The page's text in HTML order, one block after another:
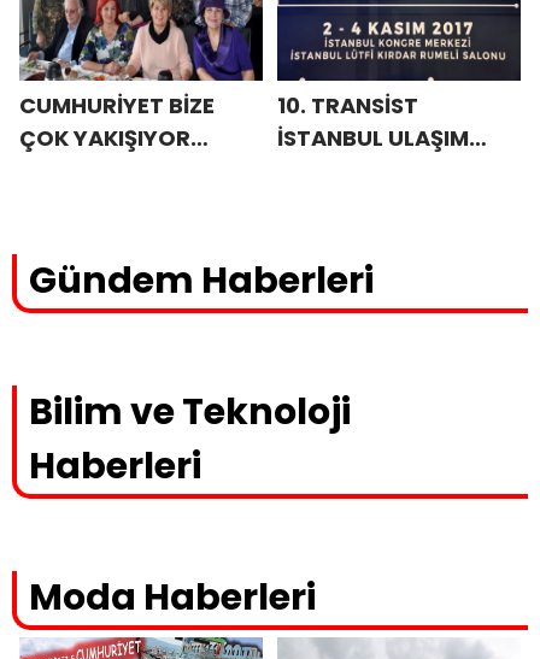
CUMHURİYET BİZE
ÇOK YAKIŞIYOR
10. TRANSİST
İSTANBUL ULAŞIM
Gündem Haberleri
Bilim ve Teknoloji
Haberleri
Moda Haberleri